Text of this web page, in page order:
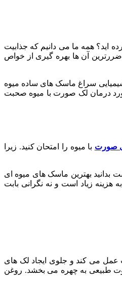
اید؟ همه ما می دانیم که جذابیت
آن ها بهره گیری از خواص
سراغ ماسک های ساده میوه
درمان لک صورت با میوه صحبت
صورت با میوه را امتحان کنید. زیرا
بدانید بهترین ماسک های میوه ای
زیاد است و نه نگرانی بابت
عمل می کند و جلوی ایجاد لک های
طبیعی به چهره می بخشد. روغن